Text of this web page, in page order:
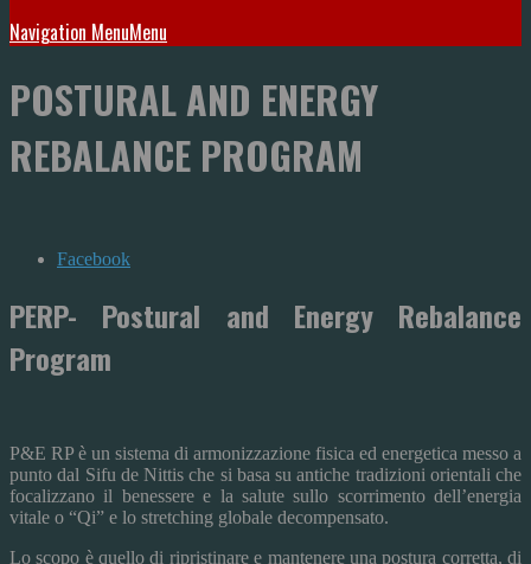
Navigation MenuMenu
POSTURAL AND ENERGY
REBALANCE PROGRAM
Facebook
PERP- Postural and Energy Rebalance
Program
P&E RP è un sistema di armonizzazione fisica ed energetica messo a
punto dal Sifu de Nittis che si basa su antiche tradizioni orientali che
focalizzano il benessere e la salute sullo scorrimento dell’energia
vitale o “Qi” e lo stretching globale decompensato.
Lo scopo è quello di ripristinare e mantenere una postura corretta, di